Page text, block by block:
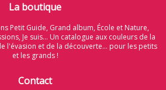
La boutique
Petit Guide, Grand album, École et Nature,
Je suis... Un catalogue aux couleurs de la
l'évasion et de la découverte... pour les petits
et les grands !
Contact